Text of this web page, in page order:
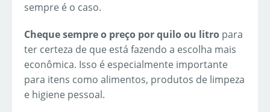
sempre é o caso.
Cheque sempre o preço por quilo ou litro para
ter certeza de que está fazendo a escolha mais
econômica. Isso é especialmente importante
para itens como alimentos, produtos de limpeza
e higiene pessoal.